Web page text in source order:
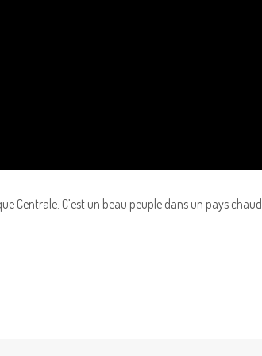
Centrale. C’est un beau peuple dans un pays